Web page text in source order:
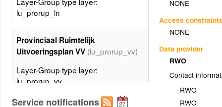
NONE
Access
NONE
Data provider
RWO
Contact
RWO
RWO
lu_prorup_ln
Provinciaal Ruimtelijk
Uitvoeringsplan VV (lu_prorup_vv)
Layer-Group type layer:
lu_prorup_vv
Service notifications